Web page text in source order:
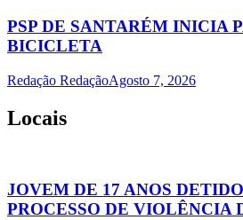
PSP DE SANTARÉM INICIA
BICICLETA
Redação RedaçãoAgosto 7, 2026
Locais
JOVEM DE 17 ANOS
PROCESSO DE VIOLÊNCIA